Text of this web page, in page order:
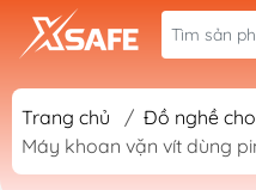
Trang chủ / Đồ nghề
Máy khoan vặn vít dùng